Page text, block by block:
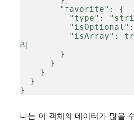
"favorite": {
"type":
"isOptional":
"isArray": true,
리
}
}
}
}
}
나는 이 객체의 데이터가 많을